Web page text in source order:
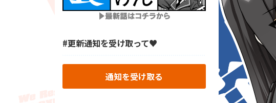
#更新通知を受け取って♥
通知を受け取る